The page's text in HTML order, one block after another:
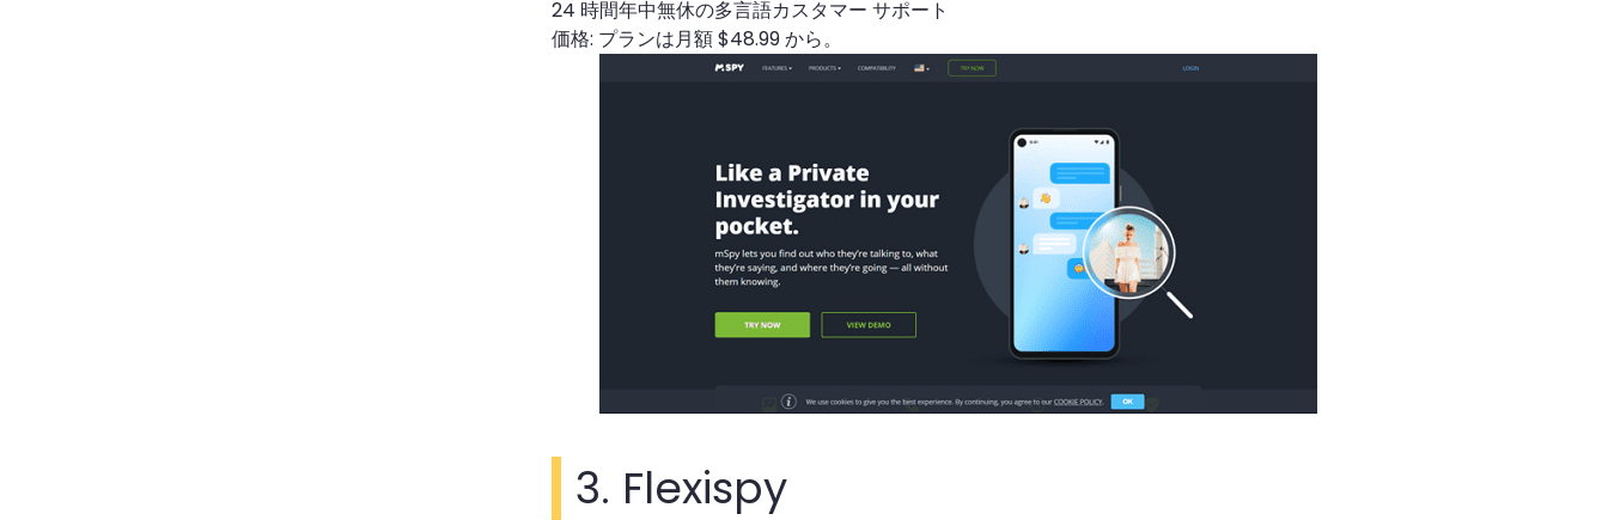
24 時間年中無休の多言語カスタマー サポート
価格: プランは月額 $48.99 から。
3. Flexispy